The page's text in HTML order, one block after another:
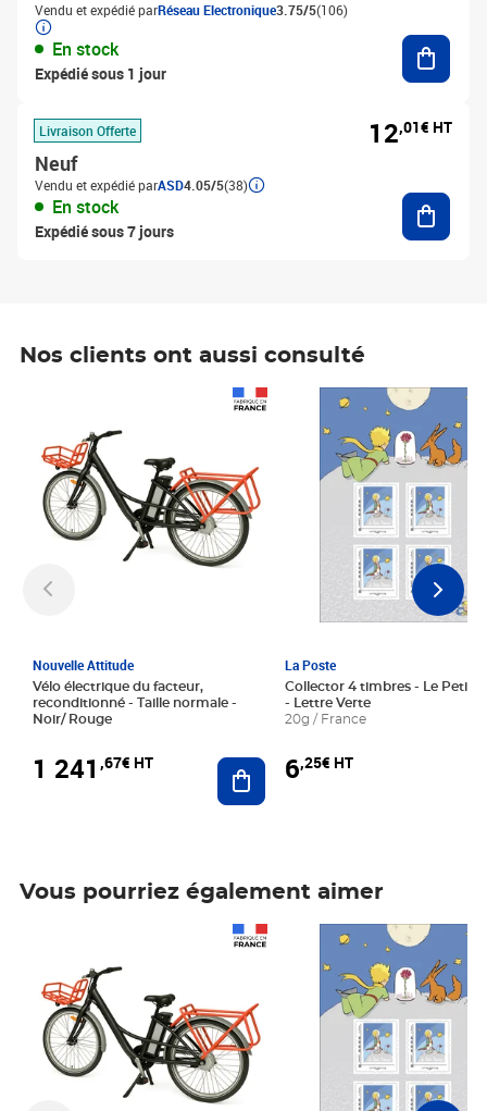
Vendu et expédié parRéseau Electronique3.75/5(106)
En stock
Expédié sous 1 jour
Livraison Offerte
Neuf
Vendu et expédié parASD4.05/5(38)
En stock
Expédié sous 7 jours
12,01€ HT
Nos clients ont aussi consulté
Nouvelle Attitude
Vélo électrique du facteur,
reconditionné - Taille normale -
Noir/ Rouge
1 241 ,67€ HT Ajouter au panier
La Poste
Collector 4 timbres - Le Petit
- Lettre Verte
20g / France
6,25€ HT
Prix 6,25€ HT
Vous pourriez également aimer
Prix 6,25€ HT